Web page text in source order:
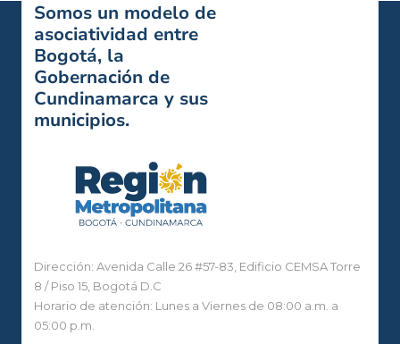
Somos un modelo de
asociatividad entre
Bogotá, la
Gobernación de
Cundinamarca y sus
municipios.
Dirección: Avenida Calle 26 #57-83, Edificio CEMSA Torre
8 / Piso 15, Bogotá D.C
Horario de atención: Lunes a Viernes de 08:00 a.m. a
05:00 p.m.